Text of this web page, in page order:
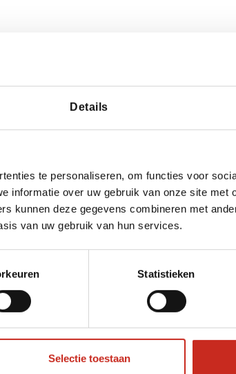
Details
te personaliseren, om functies voor
informatie over uw gebruik van onze site met
kunnen deze gegevens combineren met
van uw gebruik van hun services.
Statistieken
Selectie toestaan
Reizen